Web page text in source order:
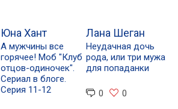
Юна Хант
А мужчины все
горячее! Моб "Клуб
отцов-одиночек".
Сериал в блоге.
Серия 11-12
Лана Шеган
Неудачная дочь
рода, или три мужа
для попаданки
0 0